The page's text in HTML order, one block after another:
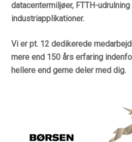
datacentermiljøer, FTTH-udrulning
industriapplikationer.
Vi er pt. 12 dedikerede
mere end 150 års erfaring
hellere end gerne deler med dig.